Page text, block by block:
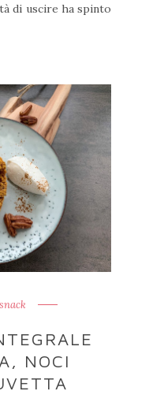
di uscire ha spinto
NOCI